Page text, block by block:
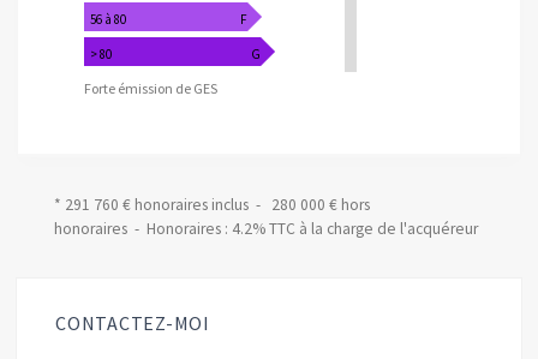
56 à 80 F
> 80 G
Forte émission de GES
* 291 760 € honoraires inclus - 280 000 € hors
honoraires - Honoraires : 4.2% TTC à la charge de l'acquéreur
CONTACTEZ-MOI